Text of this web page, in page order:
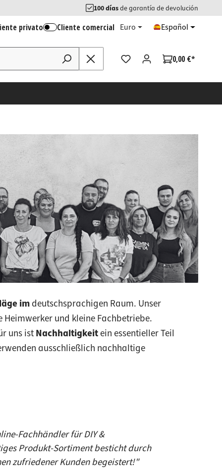
100 díasde garantía de devolución
privato Cliente comercial Euro Español
0,00 €*
imdeutschsprachigen Raum. Unser
und kleine Fachbetriebe.
uns istNachhaltigkeitein essentieller Teil
ausschließlich nachhaltige
Fachhändler für DIY &
Produkt-Sortiment besticht durch
zufriedener Kunden begeistert!"